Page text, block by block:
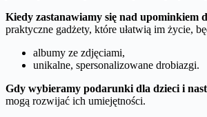
Kiedy zastanawiamy się nad upominkiem
praktyczne gadżety, które ułatwią im życie,
albumy ze zdjęciami,
unikalne, spersonalizowane drobiazgi.
Gdy wybieramy podarunki dla dzieci i
mogą rozwijać ich umiejętności.